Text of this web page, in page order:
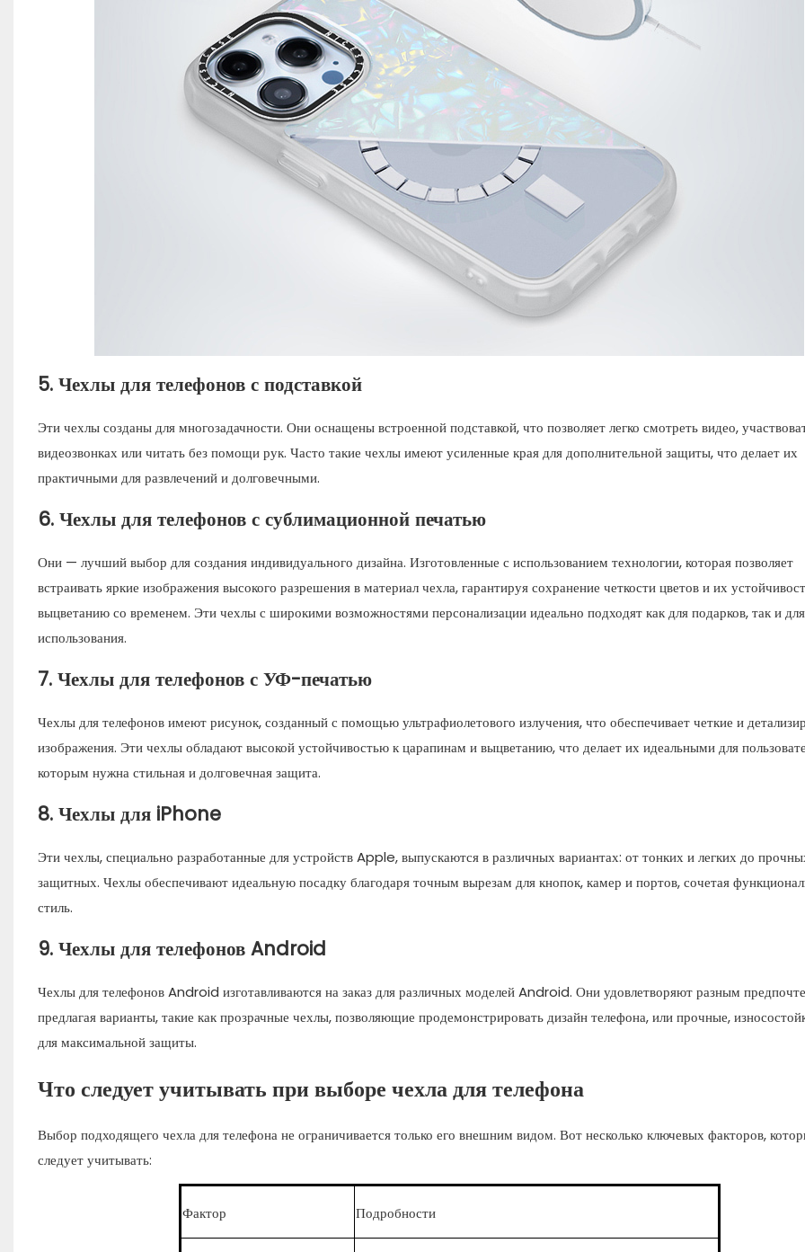
5.Чехлы для телефонов с подставкой
Эти чехлы созданы для многозадачности. Они оснащены встроенной подставкой, что позволяет легко смотреть видео,
видеозвонках или читать без помощи рук. Часто такие чехлы имеют усиленные края для дополнительной защиты, что делает их
практичными для развлечений и долговечными.
6.Чехлы для телефонов с сублимационной печатью
Они — лучший выбор для создания индивидуального дизайна. Изготовленные с использованием технологии, которая позволяет
встраивать яркие изображения высокого разрешения в материал чехла, гарантируя сохранение четкости цветов и их
выцветанию со временем. Эти чехлы с широкими возможностями персонализации идеально подходят как для подарков, так и
использования.
7.Чехлы для телефонов с УФ-печатью
Чехлы для телефонов имеют рисунок, созданный с помощью ультрафиолетового излучения, что обеспечивает четкие и
изображения. Эти чехлы обладают высокой устойчивостью к царапинам и выцветанию, что делает их идеальными для
которым нужна стильная и долговечная защита.
8.Чехлы для iPhone
Эти чехлы, специально разработанные для устройств Apple, выпускаются в различных вариантах: от тонких и легких до
защитных. Чехлы обеспечивают идеальную посадку благодаря точным вырезам для кнопок, камер и портов, сочетая
стиль.
9.Чехлы для телефонов Android
Чехлы для телефонов Android изготавливаются на заказ для различных моделей Android. Они удовлетворяют разным
предлагая варианты, такие как прозрачные чехлы, позволяющие продемонстрировать дизайн телефона, или прочные,
для максимальной защиты.
Что следует учитывать при выборе чехла для телефона
Выбор подходящего чехла для телефона не ограничивается только его внешним видом. Вот несколько ключевых факторов,
следует учитывать:
Фактор Подробности